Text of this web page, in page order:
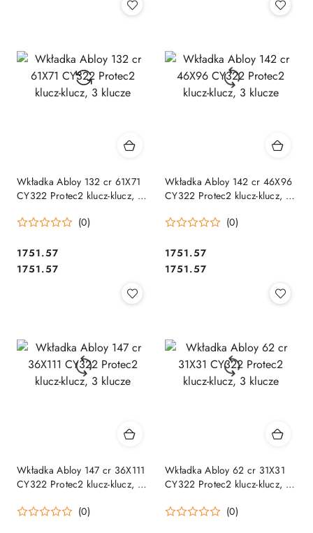
Wkładka Abloy 132 cr 61X71
CY322 Protec2 klucz-klucz, 3
(0)
Cena:
1751.57
Cena:
1751.57
Wkładka Abloy 142 cr 46X96
CY322 Protec2 klucz-klucz, 3
(0)
Cena:
1751.57
Cena:
1751.57
Wkładka Abloy 147 cr 36X111
CY322 Protec2 klucz-klucz, 3
(0)
Wkładka Abloy 62 cr 31X31
CY322 Protec2 klucz-klucz, 3
(0)